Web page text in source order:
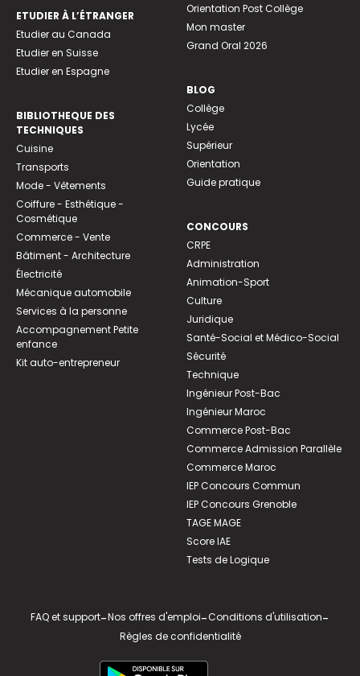
ETUDIER À L’ÉTRANGER
Etudier au Canada
Etudier en Suisse
Etudier en Espagne
BIBLIOTHEQUE DES
TECHNIQUES
Cuisine
Transports
Mode - Vêtements
Coiffure - Esthétique -
Cosmétique
Commerce - Vente
Bâtiment - Architecture
Électricité
Mécanique automobile
Services à la personne
Accompagnement Petite
enfance
Kit auto-entrepreneur
Orientation Post Collège
Mon master
Grand Oral 2026
BLOG
Collège
Lycée
Supérieur
Orientation
Guide pratique
CONCOURS
CRPE
Administration
Animation-Sport
Culture
Juridique
Santé-Social et Médico-Social
Sécurité
Technique
Ingénieur Post-Bac
Ingénieur Maroc
Commerce Post-Bac
Commerce Admission Parallèle
Commerce Maroc
IEP Concours Commun
IEP Concours Grenoble
TAGE MAGE
Score IAE
Tests de Logique
FAQ et support-Nos offres d'emploi-Conditions d'utilisation-
Règles de confidentialité